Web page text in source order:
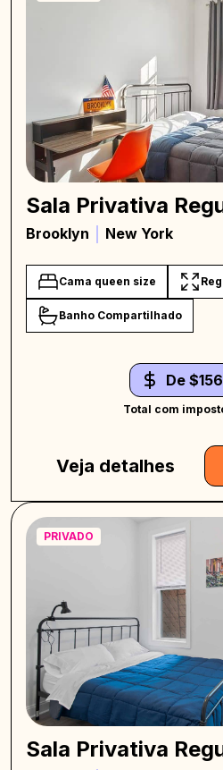
Sala Privativa
Brooklyn New York
Cama queen size
Banho Compartilhado
De
Total com
Veja detalhes
PRIVADO
Sala Privativa